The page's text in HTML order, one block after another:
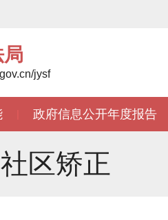
jysf
政府信息公开年度报告
社区矫正